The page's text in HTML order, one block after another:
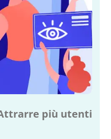
più utenti